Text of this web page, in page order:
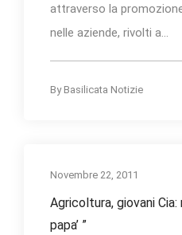
attraverso la
nelle aziende, rivolti a...
By Basilicata Notizie
Novembre 22, 2011
Agricoltura, giovani Cia:
papa’ ”